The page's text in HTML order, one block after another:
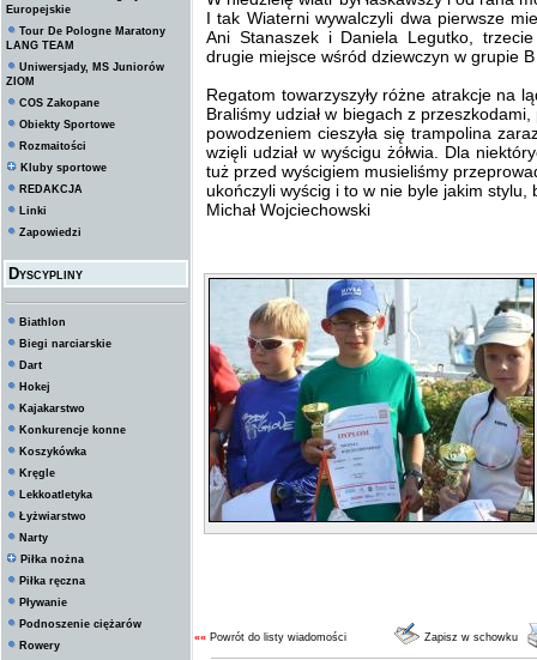
Europejskie
Tour De Pologne Maratony
LANG TEAM
Uniwersjady, MS Juniorów
ZIOM
COS Zakopane
Obiekty Sportowe
Rozmaitości
Kluby sportowe
REDAKCJA
Linki
Zapowiedzi
Dyscypliny
Biathlon
Biegi narciarskie
Dart
Hokej
Kajakarstwo
Konkurencje konne
Koszykówka
Kręgle
Lekkoatletyka
Łyżwiarstwo
Narty
Piłka nożna
Piłka ręczna
Pływanie
Podnoszenie ciężarów
Rowery
I tak Wiaterni wywalczyli dwa pierwsze
Ani Stanaszek i Daniela Legutko,
drugie miejsce wśród dziewczyn w grupie
Regatom towarzyszyły różne atrakcje na
Braliśmy udział w biegach z
powodzeniem cieszyła się trampolina
wzięli udział w wyścigu żółwia. Dla
tuż przed wyścigiem musieliśmy
ukończyli wyścig i to w nie byle jakim stylu,
Michał Wojciechowski
«« Powrót do listy wiadomości Zapisz w schowku